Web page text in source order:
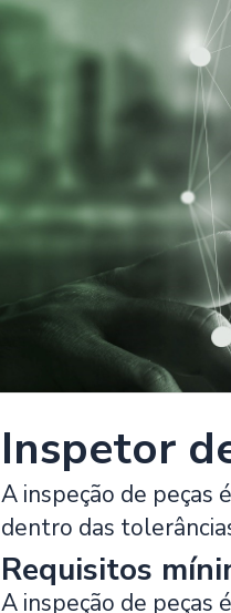
Inspetor
A inspeção de peças
dentro das
Requisitos
A inspeção de peças